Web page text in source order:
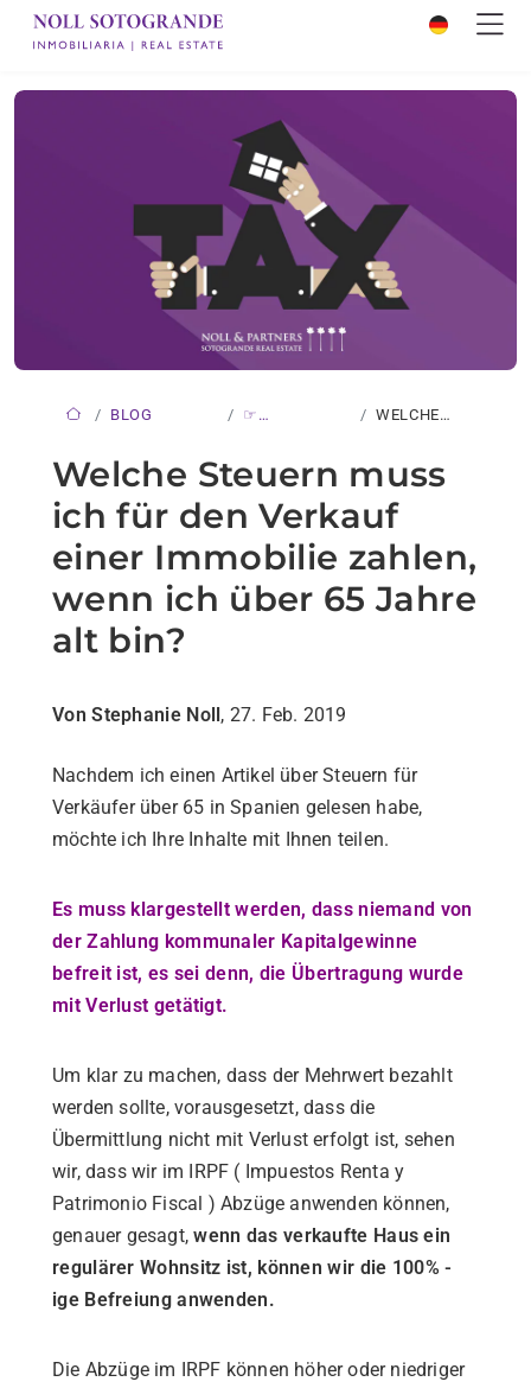
BLOG
☞
WELCHE
MUSS ICH…
Welche Steuern muss
ich für den Verkauf
einer Immobilie zahlen,
wenn ich über 65 Jahre
alt bin?
Von Stephanie Noll, 27. Feb. 2019
Nachdem ich einen Artikel über Steuern für
Verkäufer über 65 in Spanien gelesen habe,
möchte ich Ihre Inhalte mit Ihnen teilen.
Es muss klargestellt werden, dass niemand von
der Zahlung kommunaler Kapitalgewinne
befreit ist, es sei denn, die Übertragung wurde
mit Verlust getätigt.
Um klar zu machen, dass der Mehrwert bezahlt
werden sollte, vorausgesetzt, dass die
Übermittlung nicht mit Verlust erfolgt ist, sehen
wir, dass wir im IRPF ( Impuestos Renta y
Patrimonio Fiscal ) Abzüge anwenden können,
genauer gesagt,wenn das verkaufte Haus ein
regulärer Wohnsitz ist, können wir die 100% -
ige Befreiung anwenden.
Die Abzüge im IRPF können höher oder niedriger